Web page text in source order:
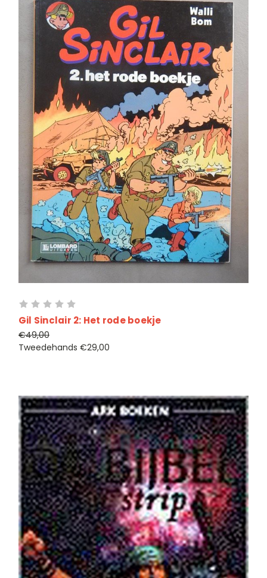
Gil Sinclair 2: Het rode boekje
€49,00
Tweedehands €29,00